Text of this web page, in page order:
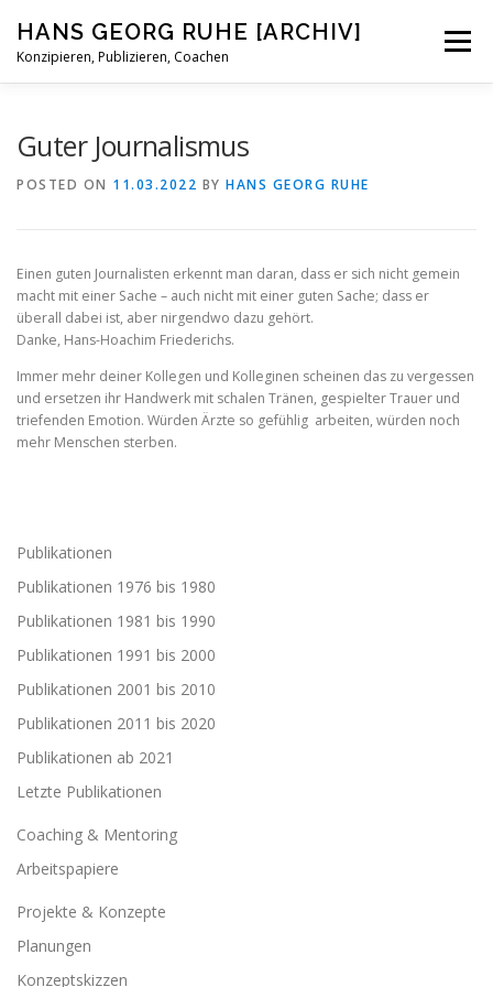
content
HANS GEORG RUHE [ARCHIV]
Konzipieren, Publizieren, Coachen
Menu
Guter Journalismus
POSTED ON 11.03.2022 BY HANS GEORG RUHE
Einen guten Journalisten erkennt man daran, dass er sich nicht gemein
macht mit einer Sache – auch nicht mit einer guten Sache; dass er
überall dabei ist, aber nirgendwo dazu gehört.
Danke, Hans-Hoachim Friederichs.
Immer mehr deiner Kollegen und Kolleginen scheinen das zu vergessen
und ersetzen ihr Handwerk mit schalen Tränen, gespielter Trauer und
triefenden Emotion. Würden Ärzte so gefühlig arbeiten, würden noch
mehr Menschen sterben.
Publikationen
Publikationen 1976 bis 1980
Publikationen 1981 bis 1990
Publikationen 1991 bis 2000
Publikationen 2001 bis 2010
Publikationen 2011 bis 2020
Publikationen ab 2021
Letzte Publikationen
Coaching & Mentoring
Arbeitspapiere
Projekte & Konzepte
Planungen
Konzeptskizzen